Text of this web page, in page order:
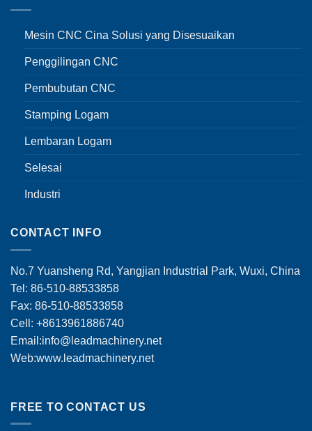
Mesin CNC Cina Solusi yang Disesuaikan
Penggilingan CNC
Pembubutan CNC
Stamping Logam
Lembaran Logam
Selesai
Industri
CONTACT INFO
No.7 Yuansheng Rd, Yangjian Industrial Park, Wuxi, China
Tel: 86-510-88533858
Fax: 86-510-88533858
Cell: +8613961886740
Email:info@leadmachinery.net
Web:www.leadmachinery.net
FREE TO CONTACT US